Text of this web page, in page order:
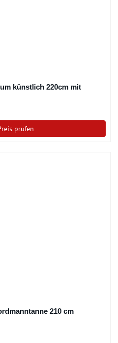
künstlich 220cm mit
prüfen
210 cm